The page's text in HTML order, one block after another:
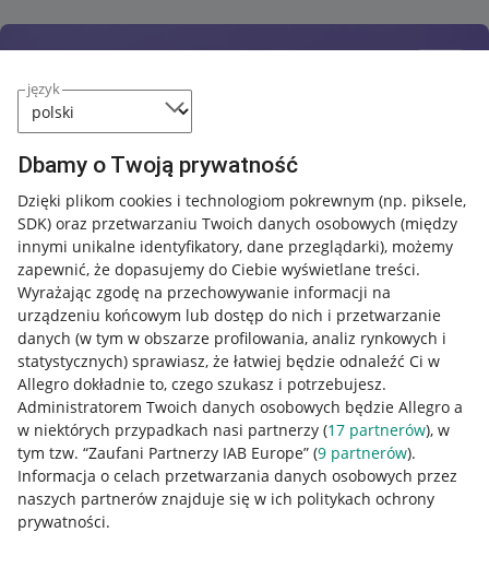
język
Dbamy o Twoją prywatność
Dzięki plikom cookies i technologiom pokrewnym (np. piksele,
SDK) oraz przetwarzaniu Twoich danych osobowych (między
innymi unikalne identyfikatory, dane przeglądarki), możemy
zapewnić, że dopasujemy do Ciebie wyświetlane treści.
Wyrażając zgodę na przechowywanie informacji na
urządzeniu końcowym lub dostęp do nich i przetwarzanie
danych (w tym w obszarze profilowania, analiz rynkowych i
statystycznych) sprawiasz, że łatwiej będzie odnaleźć Ci w
Allegro dokładnie to, czego szukasz i potrzebujesz.
Administratorem Twoich danych osobowych będzie Allegro a
w niektórych przypadkach nasi partnerzy (17 partnerów), w
tym tzw. “Zaufani Partnerzy IAB Europe” (9 partnerów).
Informacja o celach przetwarzania danych osobowych przez
naszych partnerów znajduje się w ich politykach ochrony
prywatności.
Przydatne informacje
Jak to działa